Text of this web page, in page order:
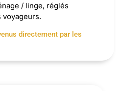
/ linge, réglés
voyageurs.
directement par les